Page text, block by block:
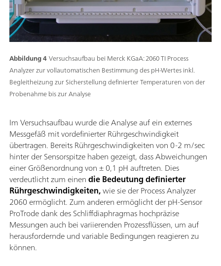
Abbildung 4Versuchsaufbau bei Merck KGaA: 2060 TI Process
Analyzer zur vollautomatischen Bestimmung des pH-Wertes inkl.
Begleitheizung zur Sicherstellung definierter Temperaturen von der
Probenahme bis zur Analyse
Im Versuchsaufbau wurde die Analyse auf ein externes
Messgefäß mit vordefinierter Rührgeschwindigkeit
übertragen. Bereits Rührgeschwindigkeiten von 0-2 m/sec
hinter der Sensorspitze haben gezeigt, dass Abweichungen
einer Größenordnung von ± 0,1 pH auftreten. Dies
verdeutlicht zum einendie Bedeutung definierter
Rührgeschwindigkeiten,wie sie der Process Analyzer
2060 ermöglicht. Zum anderen ermöglicht der pH-Sensor
ProTrode dank des Schliffdiaphragmas hochpräzise
Messungen auch bei variierenden Prozessflüssen, um auf
herausfordernde und variable Bedingungen reagieren zu
können.